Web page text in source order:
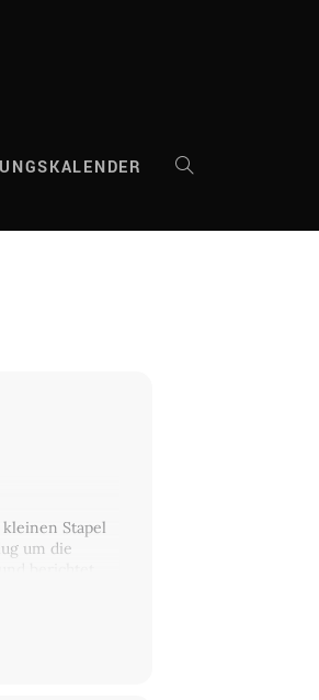
WEBSITE-
Stapel
um die
zum